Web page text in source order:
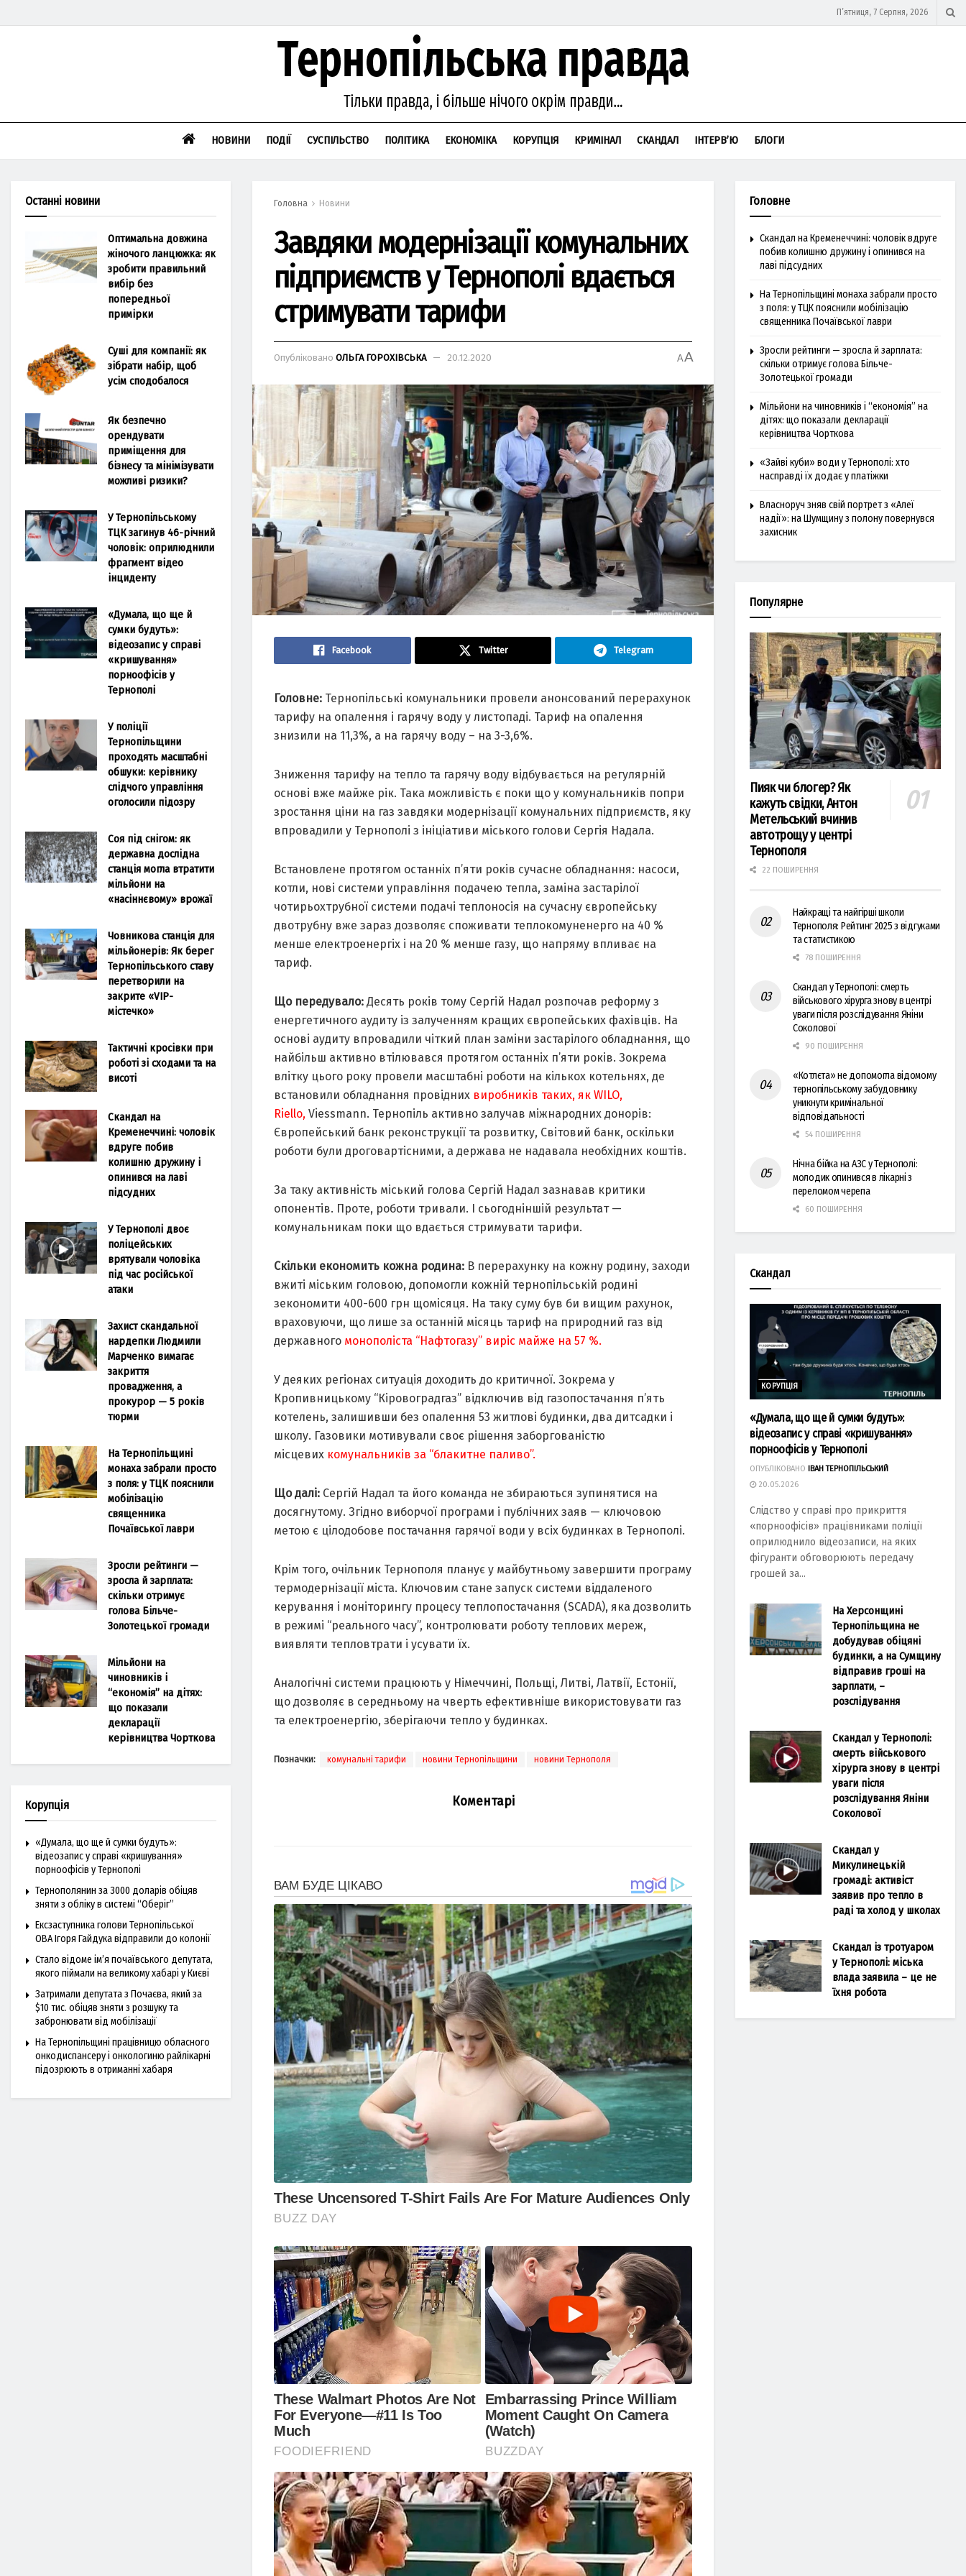
П’ятниця, 7 Серпня, 2026
НОВИНИ ПОДІЇ СУСПІЛЬСТВО ПОЛІТИКА ЕКОНОМІКА КОРУПЦІЯ КРИМІНАЛ СКАНДАЛ ІНТЕРВ’Ю БЛОГИ
Головна Новини
Завдяки модернізації комунальних
підприємств у Тернополі вдається
стримувати тарифи
Опубліковано ОЛЬГА ГОРОХІВСЬКА 20.12.2020 AA
Facebook Twitter Telegram
Головне: Тернопільські комунальники провели анонсований перерахунок
тарифу на опалення і гарячу воду у листопаді. Тариф на опалення
знизили на 11,3%, а на гарячу воду – на 3-3,6%.
Зниження тарифу на тепло та гарячу воду відбувається на регулярній
основі вже майже рік. Така можливість є поки що у комунальників попри
зростання ціни на газ завдяки модернізації комунальних підприємств, яку
впровадили у Тернополі з ініціативи міського голови Сергія Надала.
Встановлене протягом останніх п’яти років сучасне обладнання: насоси,
котли, нові системи управління подачею тепла, заміна застарілої
чотирьохтрубної системи подачі теплоносія на сучасну європейську
двотрубну вже зараз дозволяє споживати теплокомуненерго на 40 %
менше електроенергіх і на 20 % менше газу, що напряму впливає на
тариф.
Що передувало: Десять років тому Сергій Надал розпочав реформу з
енергетичного аудиту із залученням кращих європейських фахівців. На
основі аудиту впровадили чіткий план заміни застарілого обладнання, що
найбільш активно втілювався протягом останніх п’яти років. Зокрема
влітку цього року провели масштабні роботи на кількох котельнях, де
встановили обладнання провідних виробників таких, як WILO,
Riello, Viessmann. Тернопіль активно залучав міжнародних донорів:
Європейський банк реконструкції та розвитку, Світовий банк, оскільки
роботи були дроговартісними, а держава не надавала необхідних коштів.
За таку активність міський голова Сергій Надал зазнавав критики
опонентів. Проте, роботи тривали. І сьогодніншій результат —
комунальникам поки що вдається стримувати тарифи.
Скільки економить кожна родина: В перерахунку на кожну родину, заходи
вжиті міським головою, допомогли кожній тернопільській родині
зекономити 400-600 грн щомісяця. На таку суму був би вищим рахунок,
враховуючи, що лише за останній місяць тариф на природний газ від
державного монополіста “Нафтогазу” виріс майже на 57 %.
У деяких регіонах ситуація доходить до критичної. Зокрема у
Кропивницькому “Кіровоградгаз” відключив від газопостачання п’ять
котелень, залишивши без опалення 53 житлові будинки, два дитсадки і
школу. Газовики мотивували своє рішення заборгованістю
місцевих комунальників за “блакитне паливо”.
Що далі: Сергій Надал та його команда не збираються зупинятися на
досягнутому. Згідно виборчої програми і публічних заяв — ключовою
метою є цілодобове постачання гарячої води у всіх будинках в Тернополі.
Крім того, очільник Тернополя планує у майбутньому завершити програму
термодернізації міста. Ключовим стане запуск системи віддаленого
керування і моніторингу процесу теплопостачання (SCADA), яка дозволить
в режимі “реального часу”, контролювати роботу теплових мереж,
виявляти тепловтрати і усувати їх.
Аналогічні системи працюють у Німеччині, Польщі, Литві, Латвії, Естонії,
що дозволяє в середньому на чверть ефективніше використовувати газ
та електроенергію, зберігаючи тепло у будинках.
Позначки: комунальні тарифи новини Тернопільщини новини Тернополя
Коментарі
Останні новини
Оптимальна довжина
жіночого ланцюжка: як
зробити правильний
вибір без
попередньої
примірки
Суші для компанії: як
зібрати набір, щоб
усім сподобалося
Як безпечно
орендувати
приміщення для
бізнесу та мінімізувати
можливі ризики?
У Тернопільському
ТЦК загинув 46-річний
чоловік: оприлюднили
фрагмент відео
інциденту
«Думала, що ще й
сумки будуть»:
відеозапис у справі
«кришування»
порноофісів у
Тернополі
У поліції
Тернопільщини
проходять масштабні
обшуки: керівнику
слідчого управління
оголосили підозру
Соя під снігом: як
державна дослідна
станція могла втратити
мільйони на
«насіннєвому» врожаї
Човникова станція для
мільйонерів: Як берег
Тернопільського ставу
перетворили на
закрите «VIP-
містечко»
Тактичні кросівки при
роботі зі сходами та на
висоті
Скандал на
Кременеччині: чоловік
вдруге побив
колишню дружину і
опинився на лаві
підсудних
У Тернополі двоє
поліцейських
врятували чоловіка
під час російської
атаки
Захист скандальної
нардепки Людмили
Марченко вимагає
закриття
провадження, а
прокурор — 5 років
тюрми
На Тернопільщині
монаха забрали просто
з поля: у ТЦК пояснили
мобілізацію
священника
Почаївської лаври
Зросли рейтинги —
зросла й зарплата:
скільки отримує
голова Більче-
Золотецької громади
Мільйони на
чиновників і
“економія” на дітях:
що показали
декларації
керівництва Чорткова
Корупція
«Думала, що ще й сумки будуть»:
відеозапис у справі «кришування»
порноофісів у Тернополі
Тернополянин за 3000 доларів обіцяв
зняти з обліку в системі “Оберіг”
Ексзаступника голови Тернопільської
ОВА Ігоря Гайдука відправили до колонії
Стало відоме ім’я почаївського депутата,
якого піймали на великому хабарі у Києві
Затримали депутата з Почаєва, який за
$10 тис. обіцяв зняти з розшуку та
забронювати від мобілізації
На Тернопільщині працівницю обласного
онкодиспансеру і онкологиню райлікарні
підозрюють в отриманні хабаря
Головне
Скандал на Кременеччині: чоловік вдруге
побив колишню дружину і опинився на
лаві підсудних
На Тернопільщині монаха забрали просто
з поля: у ТЦК пояснили мобілізацію
священника Почаївської лаври
Зросли рейтинги — зросла й зарплата:
скільки отримує голова Більче-
Золотецької громади
Мільйони на чиновників і “економія” на
дітях: що показали декларації
керівництва Чорткова
«Зайві куби» води у Тернополі: хто
насправді їх додає у платіжки
Власноруч зняв свій портрет з «Алеї
надії»: на Шумщину з полону повернувся
захисник
Популярне
Пияк чи блогер? Як
кажуть свідки, Антон
Метельський вчинив
автотрощу у центрі
Тернополя
22 ПОШИРЕННЯ
Найкращі та найгірші школи
Тернополя: Рейтинг 2025 з відгуками
та статистикою
78 ПОШИРЕННЯ
Скандал у Тернополі: смерть
військового хірурга знову в центрі
уваги після розслідування Яніни
Соколової
90 ПОШИРЕННЯ
«Котлєта» не допомогла відомому
тернопільському забудовнику
уникнути кримінальної
відповідальності
54 ПОШИРЕННЯ
Нічна бійка на АЗС у Тернополі:
молодик опинився в лікарні з
переломом черепа
60 ПОШИРЕННЯ
Скандал
КОРУПЦІЯ
«Думала, що ще й сумки будуть»:
відеозапис у справі «кришування»
порноофісів у Тернополі
ОПУБЛІКОВАНО
ІВАН ТЕРНОПІЛЬСЬКИЙ
20.05.2026
Слідство у справі про прикриття
«порноофісів» працівниками поліції
оприлюднило відеозаписи, на яких
фігуранти обговорюють передачу
грошей за...
На Херсонщині
Тернопільщина не
добудував обіцяні
будинки, а на Сумщину
відправив гроші на
зарплати, –
розслідування
Скандал у Тернополі:
смерть військового
хірурга знову в центрі
уваги після
розслідування Яніни
Соколової
Скандал у
Микулинецькій
громаді: активіст
заявив про тепло в
раді та холод у школах
Скандал із тротуаром
у Тернополі: міська
влада заявила – це не
їхня робота